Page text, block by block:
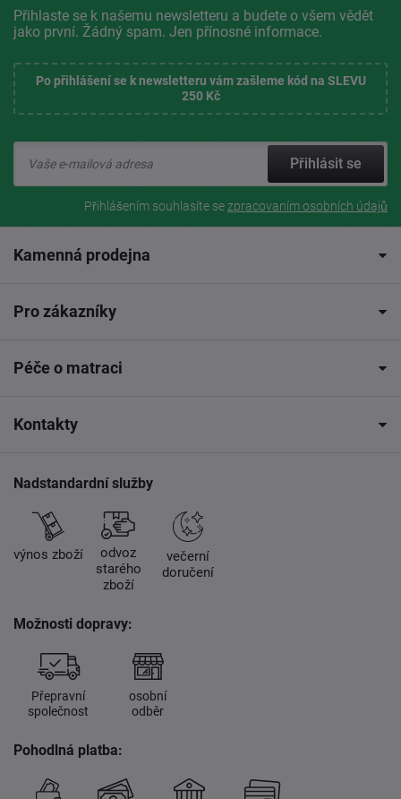
Přihlaste se k našemu newsletteru a budete o všem vědět
jako první. Žádný spam. Jen přínosné informace.
Po přihlášení se k newsletteru vám zašleme kód na SLEVU
250 Kč
Přihlásit se
Přihlášením souhlasíte sezpracovaním osobních údajů
Kamenná prodejna
Pro zákazníky
Péče o matraci
Kontakty
Nadstandardní služby
výnos zboží
odvoz
starého
zboží
večerní
doručení
Možnosti dopravy:
Přepravní
společnost
osobní
odběr
Pohodlná platba: